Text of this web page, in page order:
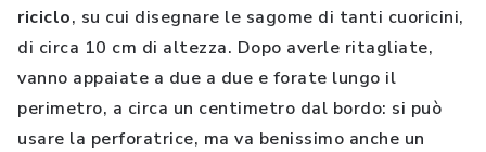
riciclo, su cui disegnare le sagome di tanti cuoricini,
di circa 10 cm di altezza. Dopo averle ritagliate,
vanno appaiate a due a due e forate lungo il
perimetro, a circa un centimetro dal bordo: si può
usare la perforatrice, ma va benissimo anche un